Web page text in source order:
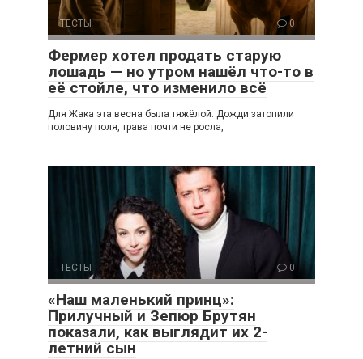
ТЕСТЫ 0
Фермер хотел продать старую
лошадь — но утром нашёл что-то в
её стойле, что изменило всё
Для Жака эта весна была тяжёлой. Дожди затопили
половину поля, трава почти не росла,
ТЕСТЫ 0
«Наш маленький принц»:
Прилучный и Зепюр Брутян
показали, как выглядит их 2-
летний сын